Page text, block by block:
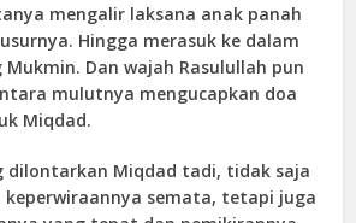
mengalir laksana anak panah
Hingga merasuk ke dalam
Dan wajah Rasulullah pun
mulutnya mengucapkan doa
Miqdad.
dilontarkan Miqdad tadi, tidak saja
keperwiraannya semata, tetapi juga